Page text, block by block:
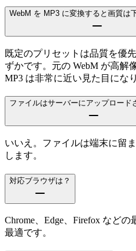
WebM を MP3 に変換すると画質は
既定のプリセットは品質を優
ずかです。元の WebM が高解
MP3 は非常に近い見た目にな
ファイルはサーバーにアップロード
いいえ。ファイルは端末に留
します。
対応ブラウザは？
Chrome、Edge、Firefox など
最適です。